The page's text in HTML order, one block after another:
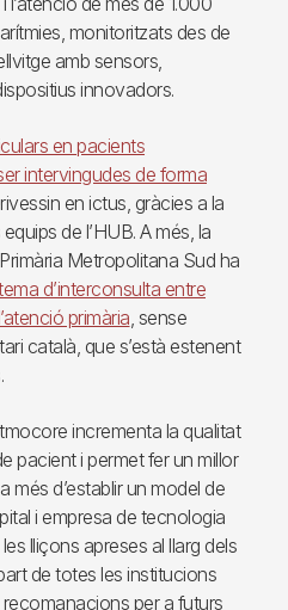
monitoritzats des de
amb sensors,
innovadors.
en pacients
intervingudes de forma
en ictus, gràcies a la
de l’HUB. A més, la
Metropolitana Sud ha
d’interconsulta entre
primària, sense
català, que s’està estenent
incrementa la qualitat
pacient i permet fer un millor
més d’establir un model de
i empresa de tecnologia
lliçons apreses al llarg dels
de totes les institucions
per a futurs